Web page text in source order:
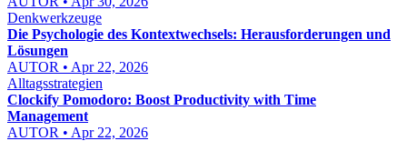
Denkwerkzeuge
Die Psychologie des Kontextwechsels: Herausforderungen und
Lösungen
AUTOR • Apr 22, 2026
Alltagsstrategien
Clockify Pomodoro: Boost Productivity with Time
Management
AUTOR • Apr 22, 2026